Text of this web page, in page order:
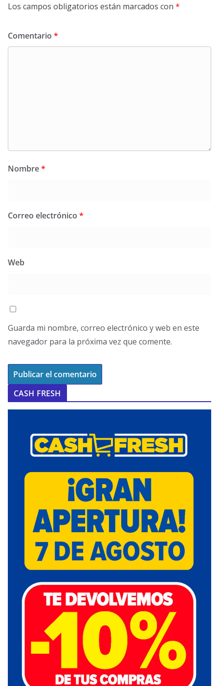
Los campos obligatorios están marcados con *
Comentario *
Nombre*
Correo electrónico *
Web
Guarda mi nombre, correo electrónico y web en este
navegador para la próxima vez que comente.
CASH FRESH